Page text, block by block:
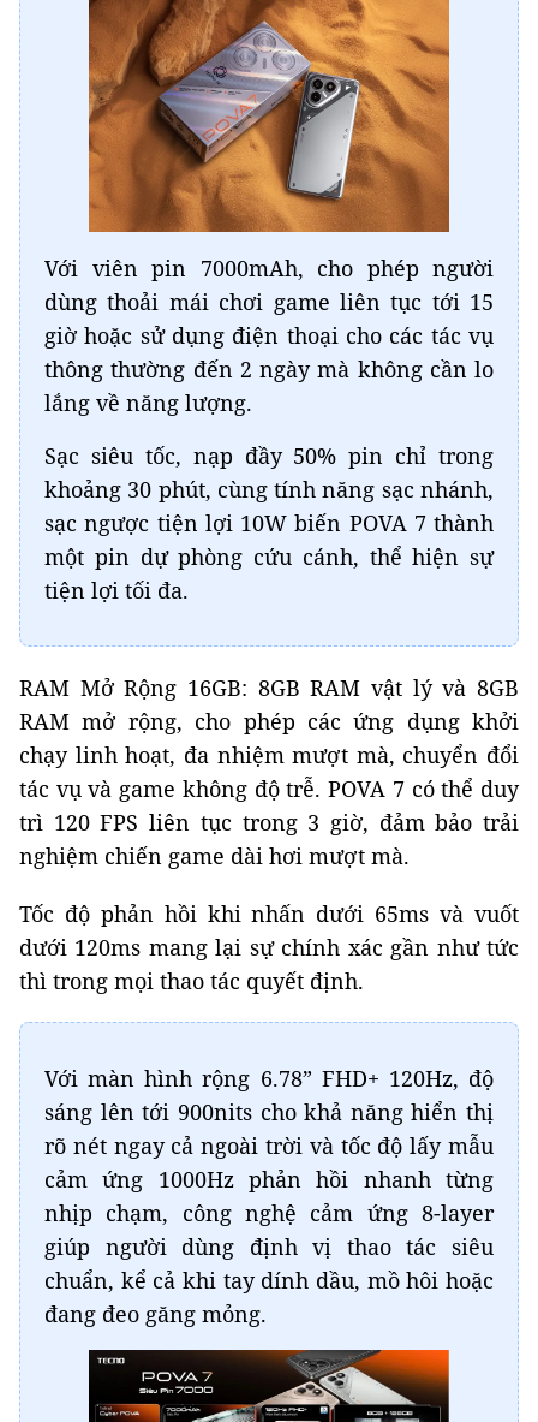
Với viên pin 7000mAh, cho phép người
dùng thoải mái chơi game liên tục tới 15
giờ hoặc sử dụng điện thoại cho các tác vụ
thông thường đến 2 ngày mà không cần lo
lắng về năng lượng.
Sạc siêu tốc, nạp đầy 50% pin chỉ trong
khoảng 30 phút, cùng tính năng sạc nhánh,
sạc ngược tiện lợi 10W biến POVA 7 thành
một pin dự phòng cứu cánh, thể hiện sự
tiện lợi tối đa.
RAM Mở Rộng 16GB: 8GB RAM vật lý và 8GB
RAM mở rộng, cho phép các ứng dụng khởi
chạy linh hoạt, đa nhiệm mượt mà, chuyển đổi
tác vụ và game không độ trễ. POVA 7 có thể duy
trì 120 FPS liên tục trong 3 giờ, đảm bảo trải
nghiệm chiến game dài hơi mượt mà.
Tốc độ phản hồi khi nhấn dưới 65ms và vuốt
dưới 120ms mang lại sự chính xác gần như tức
thì trong mọi thao tác quyết định.
Với màn hình rộng 6.78” FHD+ 120Hz, độ
sáng lên tới 900nits cho khả năng hiển thị
rõ nét ngay cả ngoài trời và tốc độ lấy mẫu
cảm ứng 1000Hz phản hồi nhanh từng
nhịp chạm, công nghệ cảm ứng 8-layer
giúp người dùng định vị thao tác siêu
chuẩn, kể cả khi tay dính dầu, mồ hôi hoặc
đang đeo găng mỏng.